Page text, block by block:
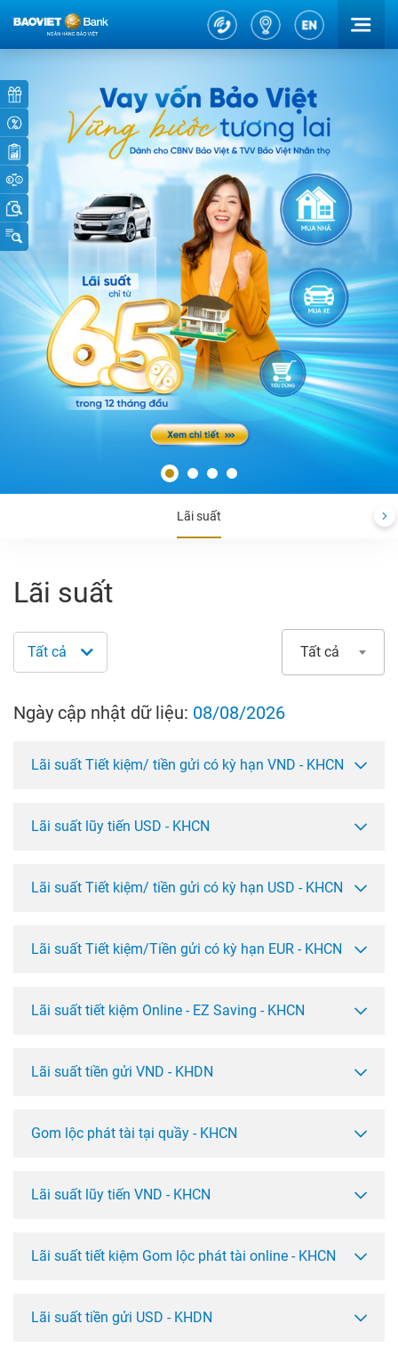
Lãi suất
Lãi suất
Tất cả Tất cả
Ngày cập nhật dữ liệu: 08/08/2026
Lãi suất Tiết kiệm/ tiền gửi có kỳ hạn VND - KHCN
Lãi suất lũy tiến USD - KHCN
Lãi suất Tiết kiệm/ tiền gửi có kỳ hạn USD - KHCN
Lãi suất Tiết kiệm/Tiền gửi có kỳ hạn EUR - KHCN
Lãi suất tiết kiệm Online - EZ Saving - KHCN
Lãi suất tiền gửi VND - KHDN
Gom lộc phát tài tại quầy - KHCN
Lãi suất lũy tiến VND - KHCN
Lãi suất tiết kiệm Gom lộc phát tài online - KHCN
Lãi suất tiền gửi USD - KHDN